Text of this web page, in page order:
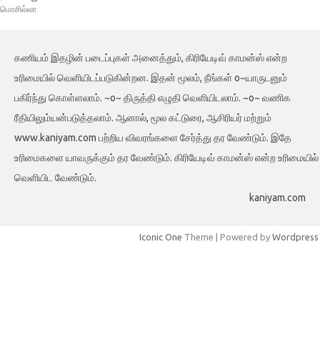
மொசில்லா
கணியம் இதழின் படைப்புகள் அனைத்தும், கிரியேடிவ் காமன்ஸ் என்ற
உரிமையில் வெளியிடப்படுகின்றன. இதன் மூலம், நீங்கள் o~யாருடனும்
பகிர்ந்து கொள்ளலாம். ~o~ திருத்தி எழுதி வெளியிடலாம். ~o~ வணிக
ரீதியிலும்யன்படுத்தலாம். ஆனால், மூல கட்டுரை, ஆசிரியர் மற்றும்
www.kaniyam.com பற்றிய விவரங்களை சேர்த்து தர வேண்டும். இதே
உரிமைகளை யாவருக்கும் தர வேண்டும். கிரியேடிவ் காமன்ஸ் என்ற உரிமையில்
வெளியிட வேண்டும்.
kaniyam.com
Iconic One Theme | Powered by Wordpress